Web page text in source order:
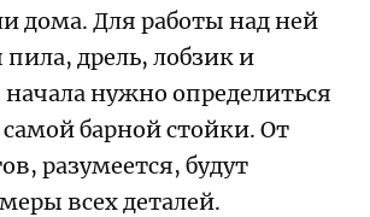
дома. Для работы над ней
пила, дрель, лобзик и
начала нужно определиться
барной стойки. От
разумеется, будут
всех деталей.